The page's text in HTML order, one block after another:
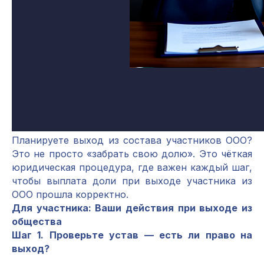
Планируете выход из состава участников ООО?
Это не просто «забрать свою долю». Это чёткая
юридическая процедура, где важен каждый шаг,
чтобы выплата доли при выходе участника из
ООО прошла корректно.
Для участника: Ваши действия при выходе из
общества
Шаг 1. Проверьте устав — есть ли право на
выход?